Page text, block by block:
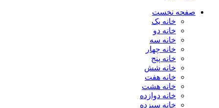
صفحه نخست
خانه یک
خانه دو
خانه سه
خانه چهار
خانه پنج
خانه شش
خانه هفت
خانه هشت
خانه دوازده
خانه سیزده